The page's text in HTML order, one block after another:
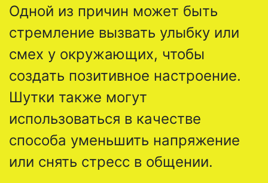
Одной из причин может быть
стремление вызвать улыбку или
смех у окружающих, чтобы
создать позитивное настроение.
Шутки также могут
использоваться в качестве
способа уменьшить напряжение
или снять стресс в общении.